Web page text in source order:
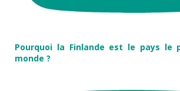
Pourquoi la Finlande est le pays le
monde ?